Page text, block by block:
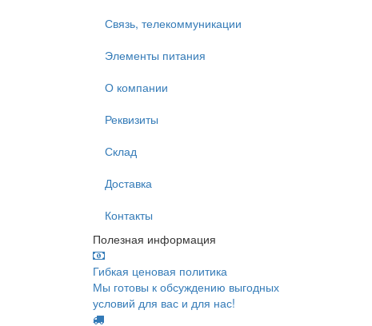
Связь, телекоммуникации
Элементы питания
О компании
Реквизиты
Склад
Доставка
Контакты
Полезная информация
Гибкая ценовая политика
Мы готовы к обсуждению выгодных
условий для вас и для нас!